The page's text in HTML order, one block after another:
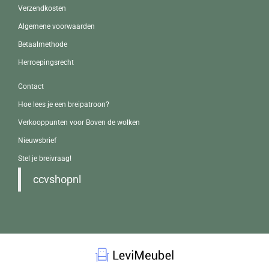
Verzendkosten
Algemene voorwaarden
Betaalmethode
Herroepingsrecht
Contact
Hoe lees je een breipatroon?
Verkooppunten voor Boven de wolken
Nieuwsbrief
Stel je breivraag!
ccvshopnl